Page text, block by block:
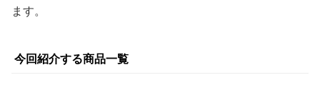
ます。
今回紹介する商品一覧